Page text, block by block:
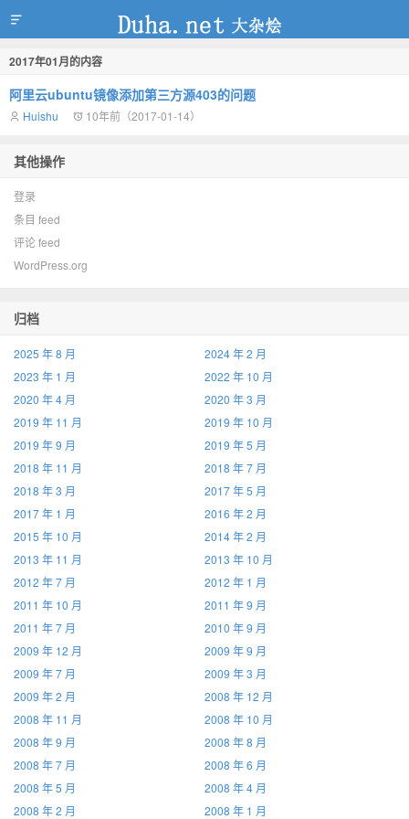
duha.net
2017年01月的内容
阿里云ubuntu镜像添加第三方源403的问题
Huishu 10年前（2017-01-14）
其他操作
登录
条目 feed
评论 feed
WordPress.org
归档
2025 年 8 月
2024 年 2 月
2023 年 1 月
2022 年 10 月
2020 年 4 月
2020 年 3 月
2019 年 11 月
2019 年 10 月
2019 年 9 月
2019 年 5 月
2018 年 11 月
2018 年 7 月
2018 年 3 月
2017 年 5 月
2017 年 1 月
2016 年 2 月
2015 年 10 月
2014 年 2 月
2013 年 11 月
2013 年 10 月
2012 年 7 月
2012 年 1 月
2011 年 10 月
2011 年 9 月
2011 年 7 月
2010 年 9 月
2009 年 12 月
2009 年 9 月
2009 年 7 月
2009 年 3 月
2009 年 2 月
2008 年 12 月
2008 年 11 月
2008 年 10 月
2008 年 9 月
2008 年 8 月
2008 年 7 月
2008 年 6 月
2008 年 5 月
2008 年 4 月
2008 年 2 月
2008 年 1 月